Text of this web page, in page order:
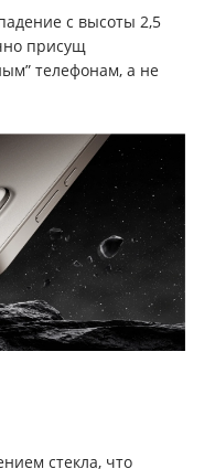
с высоты 2,5
присущ
телефонам, а не
стекла, что